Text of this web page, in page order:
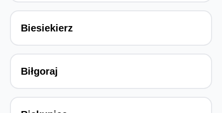
Biesiekierz
Biłgoraj